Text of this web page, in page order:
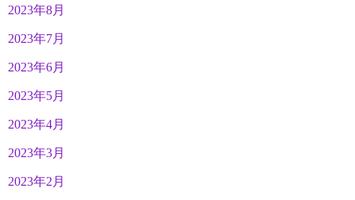
2023年8月
2023年7月
2023年6月
2023年5月
2023年4月
2023年3月
2023年2月